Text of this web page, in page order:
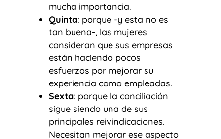
mucha importancia.
Quinta: porque -y esta no es
tan buena-, las mujeres
consideran que sus empresas
están haciendo pocos
esfuerzos por mejorar su
experiencia como empleadas.
Sexta: porque la conciliación
sigue siendo una de sus
principales reivindicaciones.
Necesitan mejorar ese aspecto